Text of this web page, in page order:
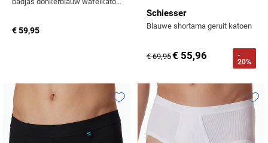
€ 59,95
Schiesser
Blauwe shortama geruit katoen
€ 69,95€ 55,96
-
20%
Toevoegen aan favorieten